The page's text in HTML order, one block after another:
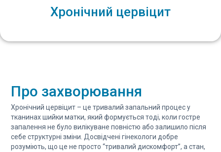
Хронічний цервіцит
Про захворювання
Хронічний цервіцит – це тривалий запальний процес у
тканинах шийки матки, який формується тоді, коли гостре
запалення не було вилікуване повністю або залишило після
себе структурні зміни. Досвідчені гінекологи добре
розуміють, що це не просто “тривалий дискомфорт”, а стан,